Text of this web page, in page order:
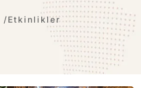
Etkinlikler